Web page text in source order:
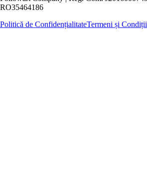
RO35464186
Politică de ConfidențialitateTermeni și Condiții